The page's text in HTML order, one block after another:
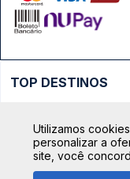
TOP DESTINOS
Ônibus São Paulo
Ônibus Brasília
TOP VIAÇÕES
Passagens Cometa
TOP RODOVIÁRIAS
Utilizamos
personalizar a
site, você